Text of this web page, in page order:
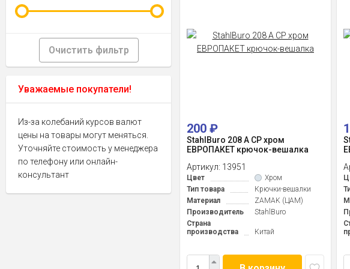
Очистить фильтр
Уважаемые покупатели!
Из-за колебаний курсов валют
цены на товары могут меняться.
Уточняйте стоимость у менеджера
по телефону или онлайн-
консультант
200 ₽
StahlBuro 208 A CP хром
ЕВРОПАКЕТ крючок-вешалка
Артикул: 13951
Цвет
Хром
Тип товара
Крючки-вешалки
Материал
ZAMAK (ЦАМ)
Производитель
StahlBuro
Страна
производства
Китай